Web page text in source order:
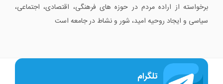
برخواسته از اراده مردم در حوزه های فرهنگی، اقتصادی، اجتماعی،
سیاسی و ایجاد روحیه امید، شور و نشاط در جامعه است
تلگرام